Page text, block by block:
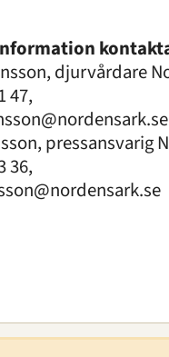
djurvårdare
47,
pressansvarig
36,